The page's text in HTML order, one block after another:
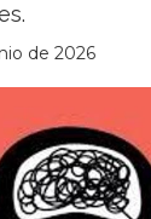
de 2026